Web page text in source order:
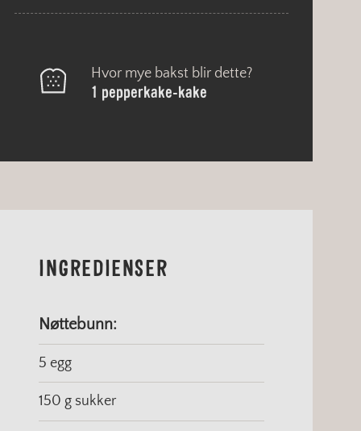
Hvor mye bakst blir dette?
1 pepperkake-kake
INGREDIENSER
Nøttebunn:
5 egg
150 g sukker